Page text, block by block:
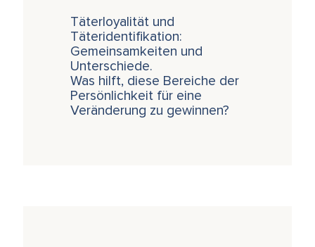
Täterloyalität und
Täteridentifikation:
Gemeinsamkeiten und
Unterschiede.
Was hilft, diese Bereiche der
Persönlichkeit für eine
Veränderung zu gewinnen?